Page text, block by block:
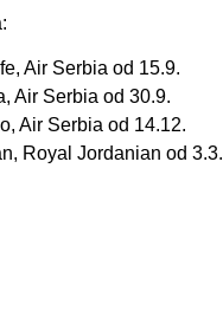
Air Serbia od 15.9.
Air Serbia od 30.9.
Air Serbia od 14.12.
Royal Jordanian od 3.3.